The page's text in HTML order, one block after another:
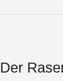
Der